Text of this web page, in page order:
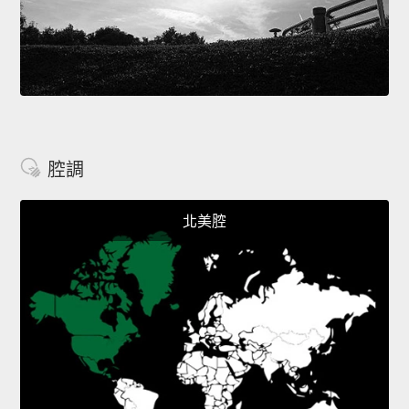
腔調
北美腔